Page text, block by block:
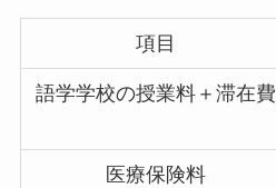
項目
語学学校の授業料＋滞在費
医療保険料